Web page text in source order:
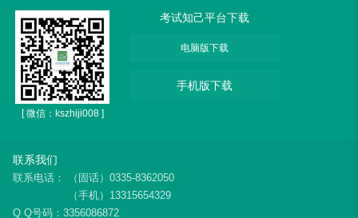
[ 微信：kszhiji008 ]
考试知己平台下载
电脑版下载
手机版下载
联系我们
联系电话：
（固话）0335-8362050
（手机）13315654329
Q Q号码：3356086872